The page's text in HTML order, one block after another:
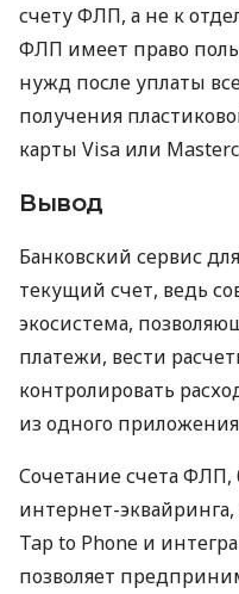
счету ФЛП, а не к
ФЛП имеет право
нужд после уплаты
получения
карты Visa или
Вывод
Банковский сервис
текущий счет, ведь
экосистема,
платежи, вести
контролировать
из одного
Сочетание счета ФЛП,
интернет-
Tap to Phone и
позволяет